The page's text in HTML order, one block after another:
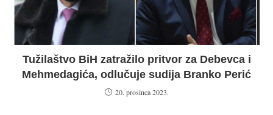
Tužilaštvo BiH zatražilo pritvor za Debevca i
Mehmedagića, odlučuje sudija Branko Perić
20. prosinca 2023.